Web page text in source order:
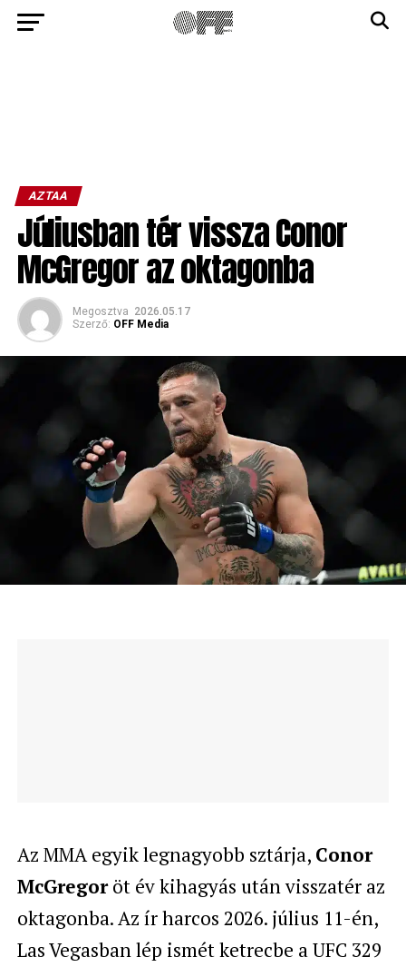
AZTAA
Júliusban tér vissza Conor
McGregor az oktagonba
Megosztva 2026.05.17
Szerző: OFF Media
Az MMA egyik legnagyobb sztárja, Conor
McGregoröt év kihagyás után visszatér az
oktagonba. Az ír harcos 2026. július 11-én,
Las Vegasban lép ismét ketrecbe a UFC 329